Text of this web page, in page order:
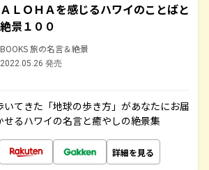
ＡＬＯＨＡを感じるハワイのことばと
絶景１００
BOOKS 旅の名言＆絶景
2022.05.26 発売
てきた「地球の歩き方」があなたにお届
せるハワイの名言と癒やしの絶景集
詳細を見る